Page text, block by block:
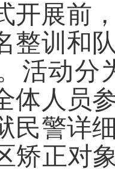
开展前
整训和
活动分
体人员
民警详
矫正对